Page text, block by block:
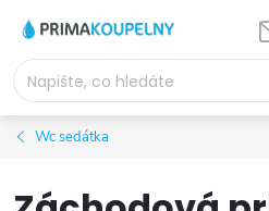
obsah
Wc sedátka